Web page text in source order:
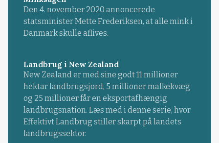
Den 4. november 2020 annoncerede
statsminister Mette Frederiksen, at alle mink i
Danmark skulle aflives.
Landbrug i New Zealand
New Zealand er med sine godt 11 millioner
hektar landbrugsjord, 5 millioner malkekvæg
og 25 millioner får en eksportafhængig
landbrugsnation. Læs med i denne serie, hvor
Effektivt Landbrug stiller skarpt på landets
landbrugssektor.